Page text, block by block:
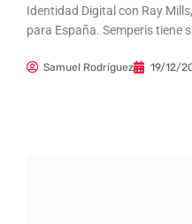
Identidad Digital con Ray
para España. Semperis tiene
Samuel Rodríguez 19/12/